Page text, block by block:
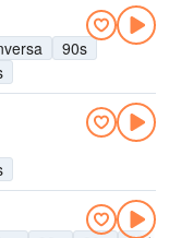
90s